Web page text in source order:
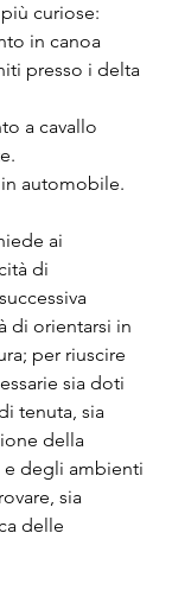
curiose:
in canoa
presso i delta
a cavallo
automobile.
ai
di
di orientarsi in
per riuscire
sia doti
tenuta, sia
della
e degli ambienti
sia
delle